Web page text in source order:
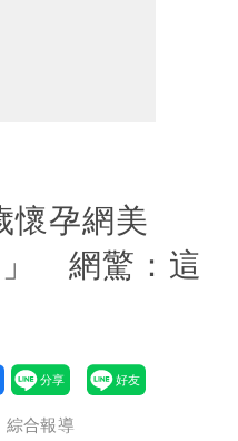
懷孕網美
」 網驚：這
綜合報導